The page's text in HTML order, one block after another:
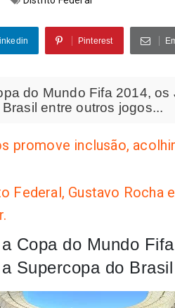
Pinterest
do Mundo Fifa 2014,
entre outros jogos...
promove inclusão,
Gustavo Rocha
Copa do Mundo
Supercopa do